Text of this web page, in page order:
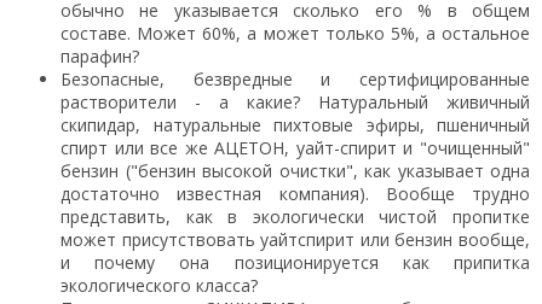
обычно не указывается сколько его % в общем
составе. Может 60%, а может только 5%, а остальное
парафин?
Безопасные, безвредные и сертифицированные
растворители - а какие? Натуральный живичный
скипидар, натуральные пихтовые эфиры, пшеничный
спирт или все же АЦЕТОН, уайт-спирит и "очищенный"
бензин ("бензин высокой очистки", как указывает одна
достаточно известная компания). Вообще трудно
представить, как в экологически чистой пропитке
может присутствовать уайтспирит или бензин вообще,
и почему она позиционируется как припитка
экологического класса?